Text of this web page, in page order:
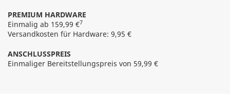
PREMIUM HARDWARE
Einmalig ab 159,99 €7
Versandkosten für Hardware: 9,95 €
ANSCHLUSSPREIS
Einmaliger Bereitstellungspreis von 59,99 €